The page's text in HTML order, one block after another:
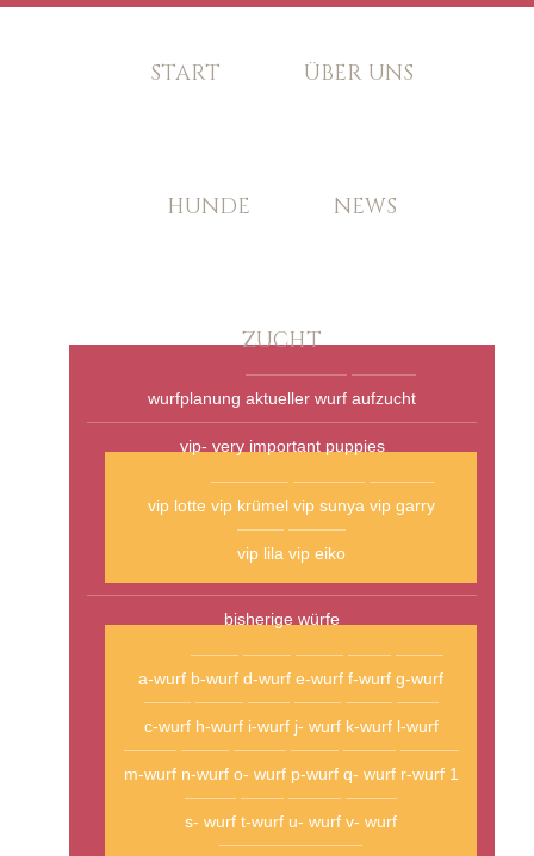
START ÜBER UNS
HUNDE NEWS
ZUCHT
wurfplanung aktueller wurf aufzucht
vip- very important puppies
vip lotte vip krümel vip sunya vip garry
vip lila vip eiko
bisherige würfe
a-wurf b-wurf d-wurf e-wurf f-wurf g-wurf
c-wurf h-wurf i-wurf j- wurf k-wurf l-wurf
m-wurf n-wurf o- wurf p-wurf q- wurf r-wurf 1
s- wurf t-wurf u- wurf v- wurf